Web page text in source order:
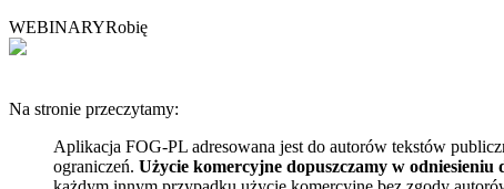
WEBINARYRobię
Na stronie przeczytamy:
Aplikacja FOG-PL adresowana jest do autorów tekstów
ograniczeń. Użycie komercyjne dopuszczamy w